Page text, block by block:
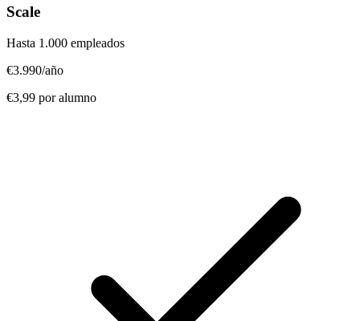
Scale
Hasta 1.000 empleados
€3.990/año
€3,99 por alumno